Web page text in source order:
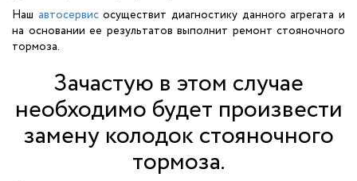
Наш автосервисосуществит диагностику данного агрегата и
на основании ее результатов выполнит ремонт стояночного
тормоза.
Зачастую в этом случае
необходимо будет произвести
замену колодок стояночного
тормоза.